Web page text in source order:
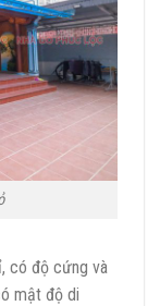
có độ cứng và
mật độ di